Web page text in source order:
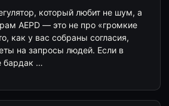
который любит не шум, а
AEPD — это не про «громкие
как у вас собраны согласия,
на запросы людей. Если в
бардак …